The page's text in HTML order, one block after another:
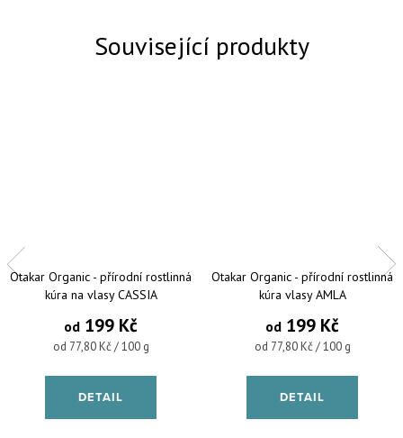
Související produkty
Otakar Organic - přírodní rostlinná
kúra na vlasy CASSIA
od 199 Kč
Měrná cena:
od 77,80 Kč / 100 g
DETAIL
Otakar Organic - přírodní rostlinná
kúra vlasy AMLA
od 199 Kč
Měrná cena:
od 77,80 Kč / 100 g
DETAIL